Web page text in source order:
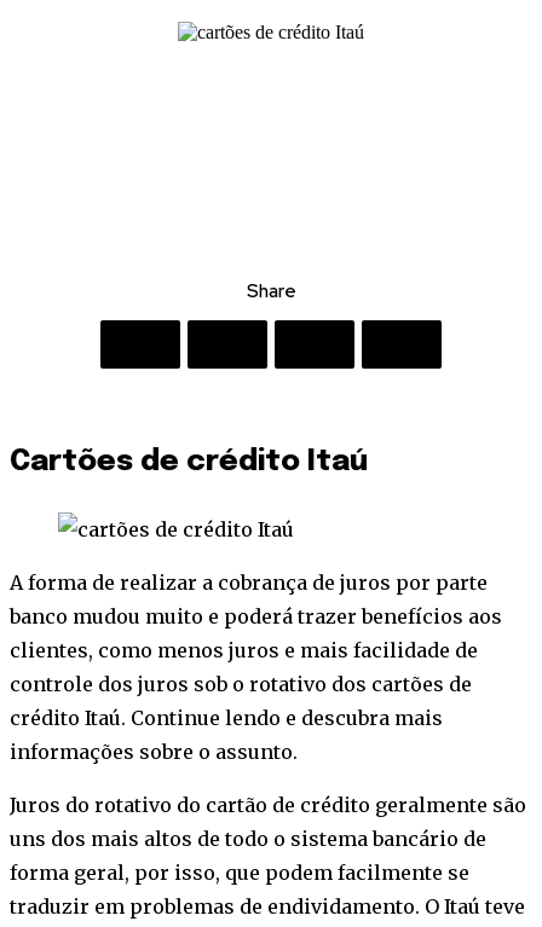
Share
Cartões de crédito Itaú
A forma de realizar a cobrança de juros por parte
banco mudou muito e poderá trazer benefícios aos
clientes, como menos juros e mais facilidade de
controle dos juros sob o rotativo dos cartões de
crédito Itaú. Continue lendo e descubra mais
informações sobre o assunto.
Juros do rotativo do cartão de crédito geralmente são
uns dos mais altos de todo o sistema bancário de
forma geral, por isso, que podem facilmente se
traduzir em problemas de endividamento. O Itaú teve